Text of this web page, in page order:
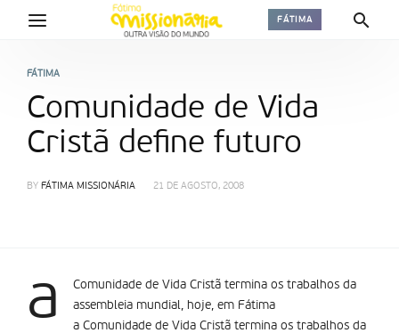
FÁTIMA
FÁTIMA
Comunidade de Vida
Cristã define futuro
BY FÁTIMA MISSIONÁRIA 21 DE AGOSTO, 2008
a
Comunidade de Vida Cristã termina os trabalhos da
assembleia mundial, hoje, em Fátima
a Comunidade de Vida Cristã termina os trabalhos da